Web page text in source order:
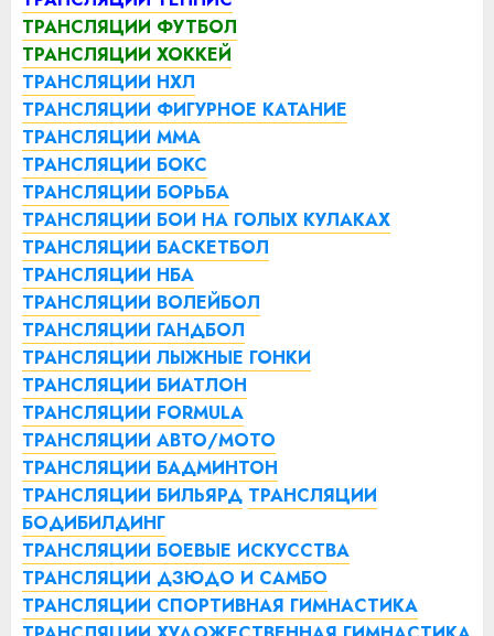
ТРАНСЛЯЦИИ ФУТБОЛ
ТРАНСЛЯЦИИ ХОККЕЙ
ТРАНСЛЯЦИИ НХЛ
ТРАНСЛЯЦИИ ФИГУРНОЕ КАТАНИЕ
ТРАНСЛЯЦИИ ММА
ТРАНСЛЯЦИИ БОКС
ТРАНСЛЯЦИИ БОРЬБА
ТРАНСЛЯЦИИ БОИ НА ГОЛЫХ КУЛАКАХ
ТРАНСЛЯЦИИ БАСКЕТБОЛ
ТРАНСЛЯЦИИ НБА
ТРАНСЛЯЦИИ ВОЛЕЙБОЛ
ТРАНСЛЯЦИИ ГАНДБОЛ
ТРАНСЛЯЦИИ ЛЫЖНЫЕ ГОНКИ
ТРАНСЛЯЦИИ БИАТЛОН
ТРАНСЛЯЦИИ FORMULA
ТРАНСЛЯЦИИ АВТО/МОТО
ТРАНСЛЯЦИИ БАДМИНТОН
ТРАНСЛЯЦИИ БИЛЬЯРД ТРАНСЛЯЦИИ
БОДИБИЛДИНГ
ТРАНСЛЯЦИИ БОЕВЫЕ ИСКУССТВА
ТРАНСЛЯЦИИ ДЗЮДО И САМБО
ТРАНСЛЯЦИИ СПОРТИВНАЯ ГИМНАСТИКА